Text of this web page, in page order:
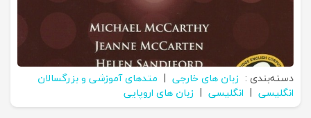
دسته‌بندی : زبان های خارجی | متدهای آموزشی و بزرگسالان
انگلیسی | انگلیسی | زبان های اروپایی